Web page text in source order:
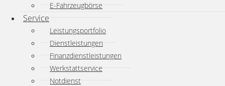
E-Fahrzeugbörse
Service
Leistungsportfolio
Dienstleistungen
Finanzdienstleistungen
Werkstattservice
Notdienst